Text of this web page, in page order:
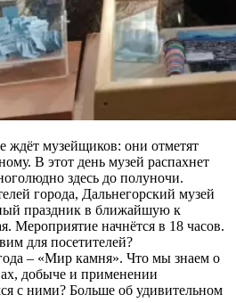
ждёт музейщиков: они отметят
В этот день музей распахнет
здесь до полуночи.
города, Дальнегорский музей
праздник в ближайшую к
Мероприятие начнётся в 18 часов.
для посетителей?
– «Мир камня». Что мы знаем о
добыче и применении
с ними? Больше об удивительном